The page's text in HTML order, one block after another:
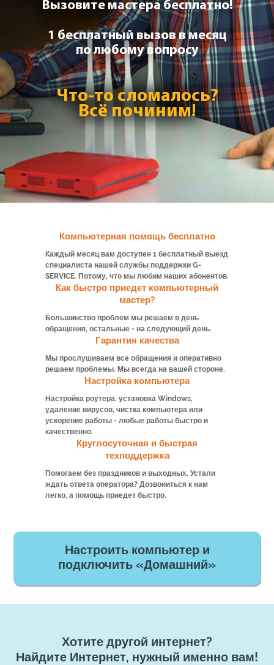
Вызовите мастера бесплатно!
1 бесплатный вызов в месяц
по любому вопросу
Что-то сломалось?
Всё починим!
Компьютерная помощь бесплатно
Каждый месяц вам доступен 1 бесплатный выезд
специалиста нашей службы поддержки G-
SERVICE. Потому, что мы любим наших абонентов.
Как быстро приедет компьютерный
мастер?
Большинство проблем мы решаем в день
обращения, остальные - на следующий день.
Гарантия качества
Мы прослушиваем все обращения и оперативно
решаем проблемы. Мы всегда на вашей стороне.
Настройка компьютера
Настройка роутера, установка Windows,
удаление вирусов, чистка компьютера или
ускорение работы - любые работы быстро и
качественно.
Круглосуточная и быстрая
техподдержка
Помогаем без праздников и выходных. Устали
ждать ответа оператора? Дозвониться к нам
легко, а помощь приедет быстро.
Настроить компьютер и
подключить «Домашний»
Хотите другой интернет?
Найдите Интернет, нужный именно вам!